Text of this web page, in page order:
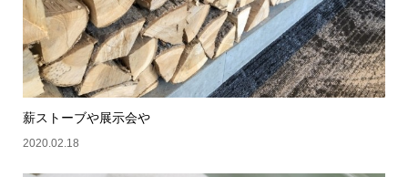
薪ストーブや展示会や
2020.02.18